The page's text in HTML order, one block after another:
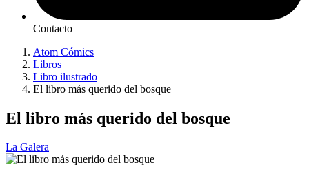
Contacto
Atom Cómics
Libros
Libro ilustrado
El libro más querido del bosque
El libro más querido del bosque
La Galera